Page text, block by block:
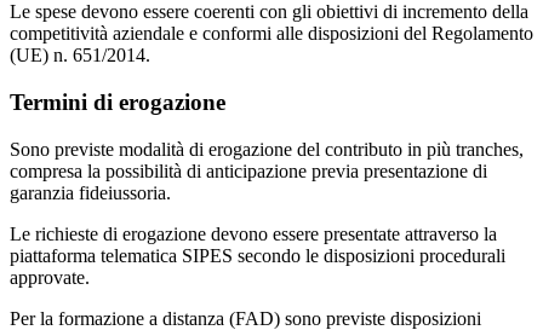
Le spese devono essere coerenti con gli obiettivi di incremento della
competitività aziendale e conformi alle disposizioni del Regolamento
(UE) n. 651/2014.
Termini di erogazione
Sono previste modalità di erogazione del contributo in più tranches,
compresa la possibilità di anticipazione previa presentazione di
garanzia fideiussoria.
Le richieste di erogazione devono essere presentate attraverso la
piattaforma telematica SIPES secondo le disposizioni procedurali
approvate.
Per la formazione a distanza (FAD) sono previste disposizioni